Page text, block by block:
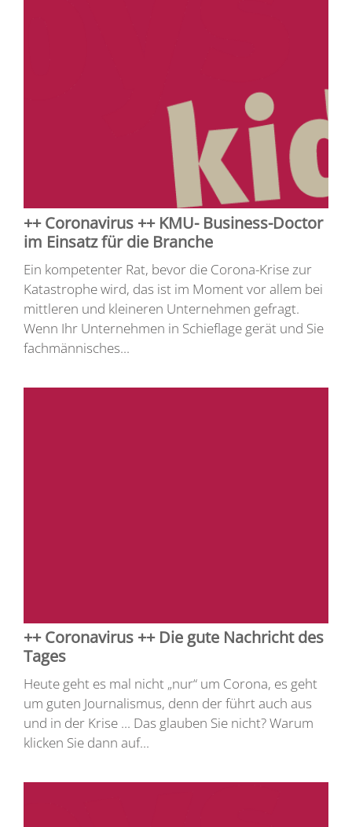
++ Coronavirus ++ KMU- Business-Doctor
im Einsatz für die Branche
Ein kompetenter Rat, bevor die Corona-Krise zur
Katastrophe wird, das ist im Moment vor allem bei
mittleren und kleineren Unternehmen gefragt.
Wenn Ihr Unternehmen in Schieflage gerät und Sie
fachmännisches...
++ Coronavirus ++ Die gute Nachricht des
Tages
Heute geht es mal nicht „nur“ um Corona, es geht
um guten Journalismus, denn der führt auch aus
und in der Krise ... Das glauben Sie nicht? Warum
klicken Sie dann auf...